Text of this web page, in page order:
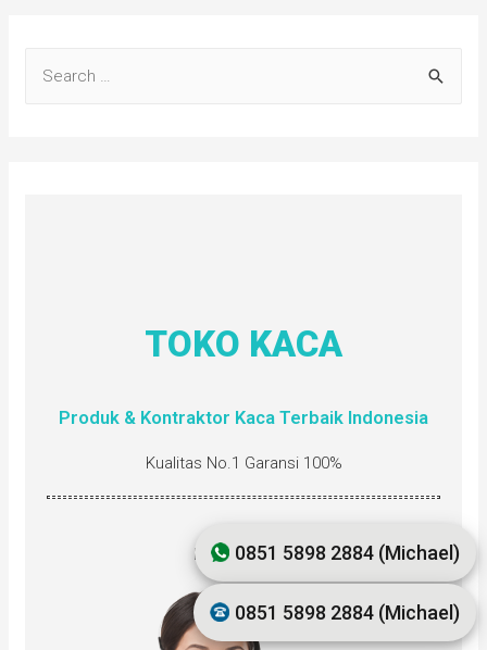
TOKO KACA
Produk & Kontraktor Kaca Terbaik Indonesia
Kualitas No.1 Garansi 100%
Hubungi kami:
0851 5898 2884 (Michael)
0851 5898 2884 (Michael)